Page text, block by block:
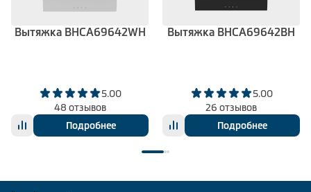
Вытяжка BHCA69642WH
5.00
48 отзывов
Подробнее
Вытяжка BHCA69642BH
5.00
26 отзывов
Подробнее